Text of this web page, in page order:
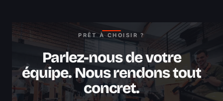
PRÊT À CHOISIR ?
Parlez-nous de votre
équipe. Nous rendons tout
concret.